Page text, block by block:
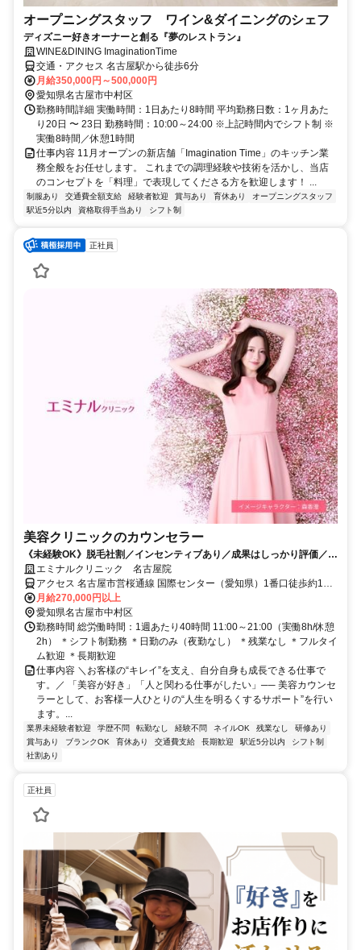
オープニングスタッフ ワイン&ダイニングのシェフ
ディズニー好きオーナーと創る『夢のレストラン』
WINE&DINING ImaginationTime
交通・アクセス 名古屋駅から徒歩6分
月給350,000円～500,000円
愛知県名古屋市中村区
勤務時間詳細 実働時間：1日あたり8時間 平均勤務日数：1ヶ月あた
り20日 〜 23日 勤務時間：10:00～24:00 ※上記時間内でシフト制 ※
実働8時間／休憩1時間
仕事内容 11月オープンの新店舗「Imagination Time」のキッチン業
務全般をお任せします。 これまでの調理経験や技術を活かし、当店
のコンセプトを「料理」で表現してくださる方を歓迎します！ ...
制服あり 交通費全額支給 経験者歓迎 賞与あり 育休あり
オープニングスタッフ
駅近5分以内
資格取得手当あり シフト制
正社員
美容クリニックのカウンセラー
《未経験OK》脱毛社割／インセンティブあり／成果はしっかり評価／残
業なし／教育制度・各種休暇充実
エミナルクリニック 名古屋院
アクセス 名古屋市営桜通線 国際センター（愛知県）1番口徒歩約1
分、名古屋市営桜通線 名古屋4番口徒歩約7分、名古屋市営東山線 名
古屋4番口徒歩約7分
月給270,000円以上
愛知県名古屋市中村区
勤務時間 総労働時間：1週あたり40時間 11:00～21:00（実働8h/休憩
2h） ＊シフト制勤務 ＊日勤のみ（夜勤なし） ＊残業なし ＊フルタイ
ム歓迎 ＊長期歓迎
仕事内容 ＼お客様の“キレイ”を支え、自分自身も成長できる仕事で
す。／ 「美容が好き」「人と関わる仕事がしたい」── 美容カウンセ
ラーとして、お客様一人ひとりの“人生を明るくするサポート”を行い
ます。...
業界未経験者歓迎 学歴不問 転勤なし 経験不問 ネイルOK 残業なし
研修あり
賞与あり
ブランクOK 育休あり 交通費支給 長期歓迎 駅近5分以内
シフト制
社割あり
正社員